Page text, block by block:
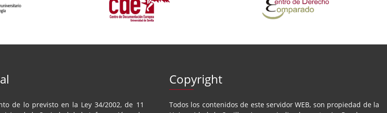
de lo previsto en la Ley 34/2002, de 11
Copyright
Todos los contenidos de este servidor WEB, son propiedad de la